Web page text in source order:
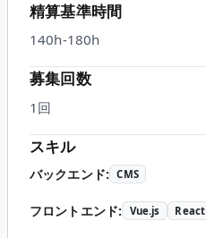
精算基準時間
140h-180h
募集回数
1回
スキル
バックエンド: CMS
フロントエンド: Vue.js React